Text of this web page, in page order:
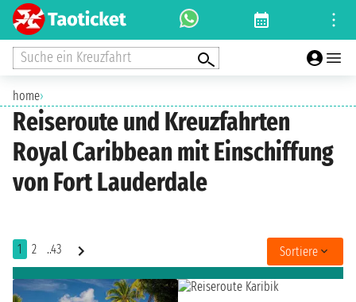
Suche ein Kreuzfahrt
home›
Reiseroute und Kreuzfahrten
Royal Caribbean mit Einschiffung
von Fort Lauderdale
1 2 ..43 Sortiere